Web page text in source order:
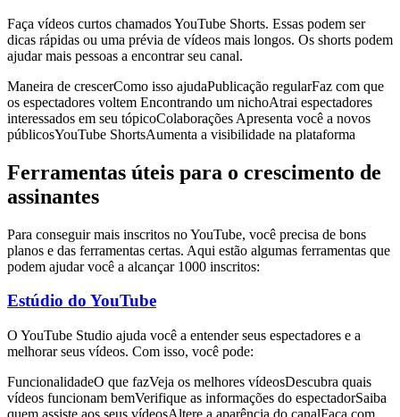
Faça vídeos curtos chamados YouTube Shorts. Essas podem ser
dicas rápidas ou uma prévia de vídeos mais longos. Os shorts podem
ajudar mais pessoas a encontrar seu canal.
Maneira de crescerComo isso ajudaPublicação regularFaz com que
os espectadores voltem Encontrando um nichoAtrai espectadores
interessados em seu tópicoColaborações Apresenta você a novos
públicosYouTube ShortsAumenta a visibilidade na plataforma
Ferramentas úteis para o crescimento de
assinantes
Para conseguir mais inscritos no YouTube, você precisa de bons
planos e das ferramentas certas. Aqui estão algumas ferramentas que
podem ajudar você a alcançar 1000 inscritos:
Estúdio do YouTube
O YouTube Studio ajuda você a entender seus espectadores e a
melhorar seus vídeos. Com isso, você pode:
FuncionalidadeO que fazVeja os melhores vídeosDescubra quais
vídeos funcionam bemVerifique as informações do espectadorSaiba
quem assiste aos seus vídeosAltere a aparência do canalFaça com